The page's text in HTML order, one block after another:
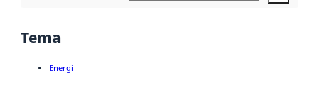
Tema
Energi